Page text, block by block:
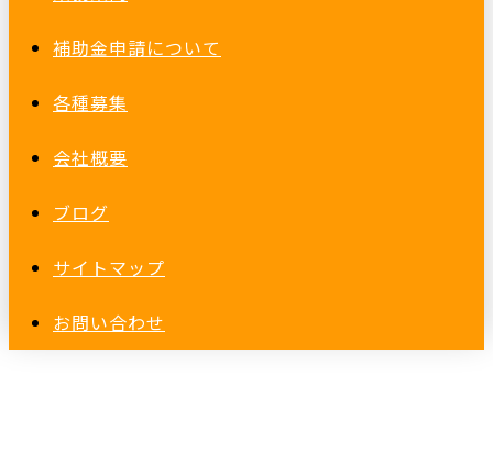
補助金申請について
各種募集
会社概要
ブログ
サイトマップ
お問い合わせ